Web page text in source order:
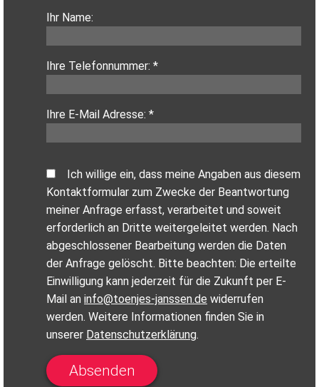
Ihr Name:
Ihre Telefonnummer: *
Ihre E-Mail Adresse: *
Ich willige ein, dass meine Angaben aus diesem
Kontaktformular zum Zwecke der Beantwortung
meiner Anfrage erfasst, verarbeitet und soweit
erforderlich an Dritte weitergeleitet werden. Nach
abgeschlossener Bearbeitung werden die Daten
der Anfrage gelöscht. Bitte beachten: Die erteilte
Einwilligung kann jederzeit für die Zukunft per E-
Mail an info@toenjes-janssen.de widerrufen
werden. Weitere Informationen finden Sie in
unserer Datenschutzerklärung.